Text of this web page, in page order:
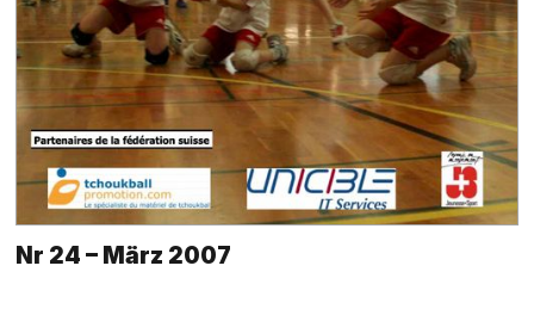
Nr 24 – März 2007